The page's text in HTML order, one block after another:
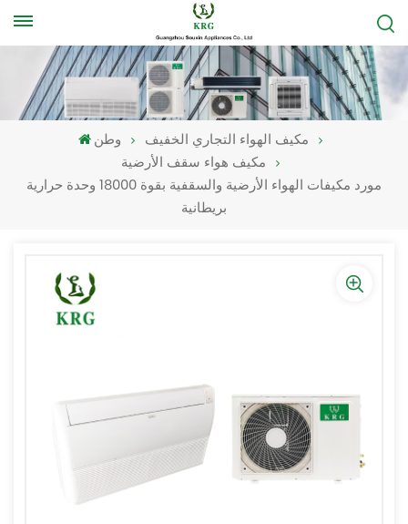
وطن
مكيف الهواء التجاري الخفيف
مكيف هواء سقف الأرضية
مورد مكيفات الهواء الأرضية والسقفية بقوة 18000 وحدة حرارية
بريطانية